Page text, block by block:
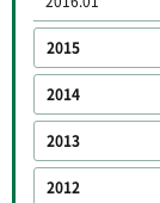
2015
2014
2013
2012